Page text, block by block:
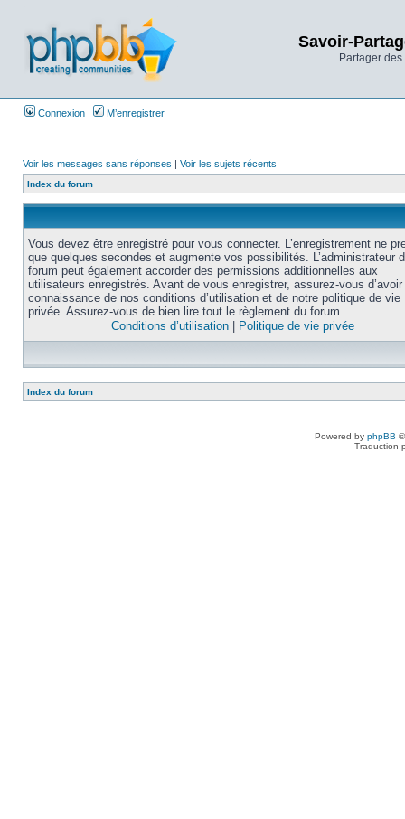
Savoir-
Partager
Connexion M’enregistrer
Voir les messages sans réponses | Voir les sujets récents
Index du forum
Vous devez être enregistré pour vous connecter. L’enregistrement ne
que quelques secondes et augmente vos possibilités. L’administrateur
forum peut également accorder des permissions additionnelles aux
utilisateurs enregistrés. Avant de vous enregistrer, assurez-vous
connaissance de nos conditions d’utilisation et de notre politique de vie
privée. Assurez-vous de bien lire tout le règlement du forum.
Conditions d’utilisation
Politique de vie privée
Index du forum
Powered by phpBB
Traduction